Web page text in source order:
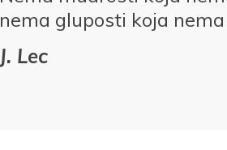
nema gluposti koja
J. Lec